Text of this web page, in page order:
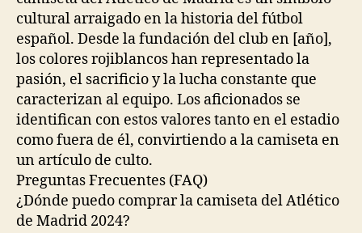
cultural arraigado en la historia del fútbol
español. Desde la fundación del club en [año],
los colores rojiblancos han representado la
pasión, el sacrificio y la lucha constante que
caracterizan al equipo. Los aficionados se
identifican con estos valores tanto en el estadio
como fuera de él, convirtiendo a la camiseta en
un artículo de culto.
Preguntas Frecuentes (FAQ)
¿Dónde puedo comprar la camiseta del Atlético
de Madrid 2024?